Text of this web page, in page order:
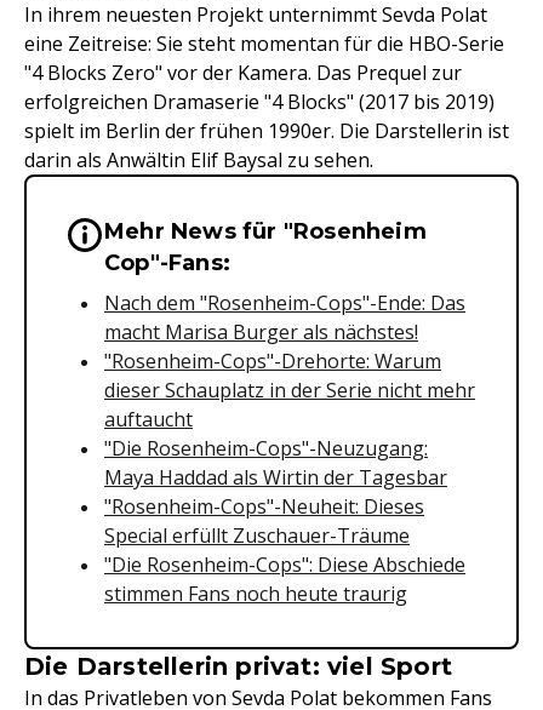
In ihrem neuesten Projekt unternimmt Sevda Polat
eine Zeitreise: Sie steht momentan für die HBO-Serie
"4 Blocks Zero" vor der Kamera. Das Prequel zur
erfolgreichen Dramaserie "4 Blocks" (2017 bis 2019)
spielt im Berlin der frühen 1990er. Die Darstellerin ist
darin als Anwältin Elif Baysal zu sehen.
Wichtige Hinweise &
Mehr News für "Rosenheim
Cop"-Fans:
Nach dem "Rosenheim-Cops"-Ende: Das
macht Marisa Burger als nächstes!
"Rosenheim-Cops"-Drehorte: Warum
dieser Schauplatz in der Serie nicht mehr
auftaucht
"Die Rosenheim-Cops"-Neuzugang:
Maya Haddad als Wirtin der Tagesbar
"Rosenheim-Cops"-Neuheit: Dieses
Special erfüllt Zuschauer-Träume
"Die Rosenheim-Cops": Diese Abschiede
stimmen Fans noch heute traurig
Die Darstellerin privat: viel Sport
In das Privatleben von Sevda Polat bekommen Fans